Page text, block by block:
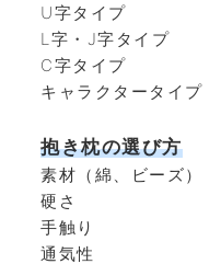
U字タイプ
L字・J字タイプ
C字タイプ
キャラクタータイプ
抱き枕の選び方
素材（綿、ビーズ）
硬さ
手触り
通気性